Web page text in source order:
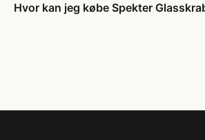
Hvor kan jeg købe Spekter